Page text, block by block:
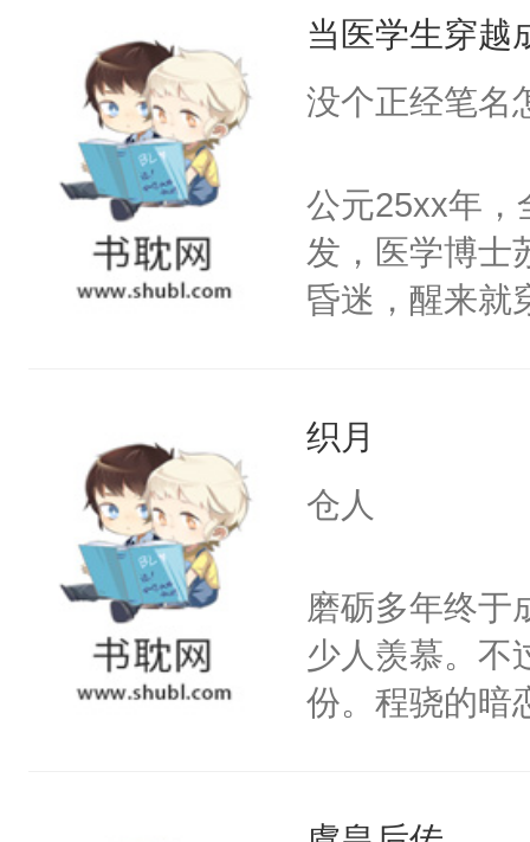
当医学生穿越
没个正经笔名
公元25xx年，
发，医学博士
昏迷，醒来就
着：咦？原来
何还是这么
姓林，名漾，
苏栯霖，泰山
意。”林漾“这
说！”苏栯霖“
有这个，都上
织月
仓人
磨砺多年终于
少人羡慕。不
份。程骁的暗